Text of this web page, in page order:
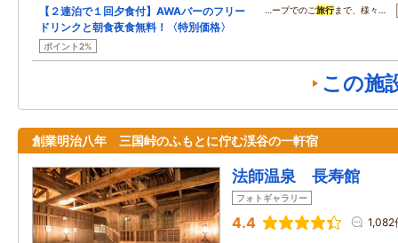
【２連泊で１回夕食付】AWAバーのフリー
ドリンクと朝食夜食無料！〈特別価格〉
ポイント2%
…ープでのご旅行まで、様々…
この施
創業明治八年 三国峠のふもとに佇む渓谷の一軒宿
法師温泉 長寿館
フォトギャラリー
4.4 1,082